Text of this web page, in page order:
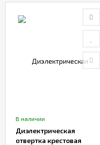
В наличии
Диэлектрическая
отвертка крестовая